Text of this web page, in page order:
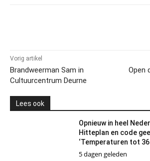
Vorig artikel
Brandweerman Sam in
Cultuurcentrum Deurne
Open
Lees ook
Opnieuw in heel
Hitteplan en code
‘Temperaturen tot 36
5 dagen geleden